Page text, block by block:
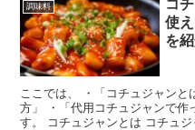
調味料
コ
使
を紹
ここでは、 ・「コチュジャンと
方」 ・「代用コチュジャンで作
す。 コチュジャンとは コチュ